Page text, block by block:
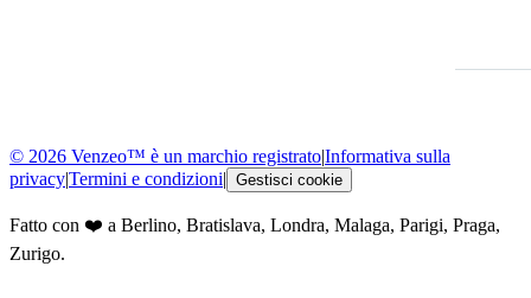
© 2026 Venzeo™ è un marchio registrato|Informativa sulla
privacy|Termini e condizioni| Gestisci cookie
Fatto con ❤️ a Berlino, Bratislava, Londra, Malaga, Parigi, Praga,
Zurigo.